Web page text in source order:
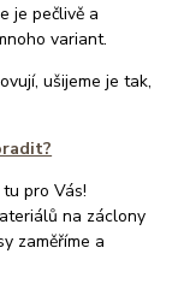
je pečlivě a
variant.
ušijeme je tak,
pro Vás!
na záclony
zaměříme a